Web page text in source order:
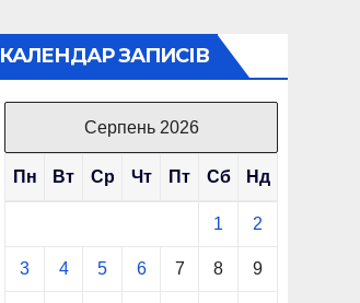
КАЛЕНДАР ЗАПИСІВ
Серпень 2026
Пн Вт Ср Чт Пт Сб Нд
1 2
3 4 5 6 7 8 9